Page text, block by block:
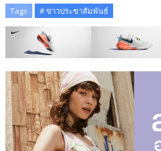
Tags # ข่าวประชาสัมพันธ์